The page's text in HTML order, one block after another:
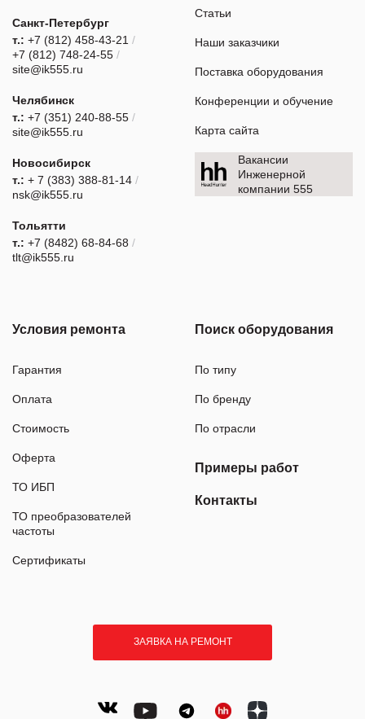
Санкт-Петербург
т.: +7 (812) 458-43-21 /
+7 (812) 748-24-55 /
site@ik555.ru
Челябинск
т.: +7 (351) 240-88-55 /
site@ik555.ru
Новосибирск
т.: + 7 (383) 388-81-14 /
nsk@ik555.ru
Тольятти
т.: +7 (8482) 68-84-68 /
tlt@ik555.ru
Статьи
Наши заказчики
Поставка оборудования
Конференции и обучение
Карта сайта
Вакансии
Инженерной
компании 555
Условия ремонта
Гарантия
Оплата
Стоимость
Оферта
ТО ИБП
ТО преобразователей
частоты
Сертификаты
Поиск оборудования
По типу
По бренду
По отрасли
Примеры работ
Контакты
ЗАЯВКА НА РЕМОНТ